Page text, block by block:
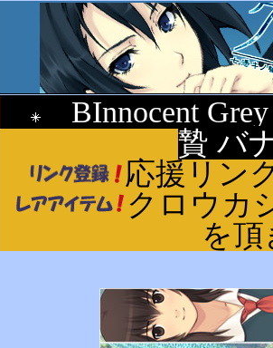
BInnocent
贄 バ
応援リン
クロウカ
を